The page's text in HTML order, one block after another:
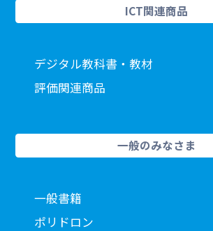
ICT関連商品
デジタル教科書・教材
評価関連商品
一般のみなさま
一般書籍
ポリドロン